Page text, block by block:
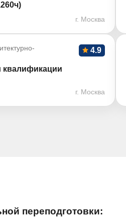
г. Москва
4.9
квалификации
г. Москва
переподготовки: